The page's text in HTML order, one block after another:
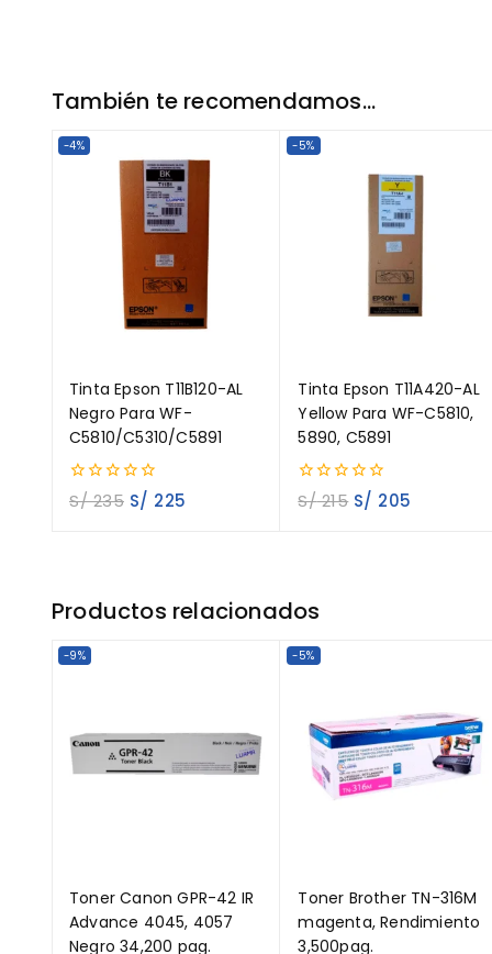
También te recomendamos…
-4%
Tinta Epson T11B120-AL
Negro Para WF-
C5810/C5310/C5891
0
out
S/235 S/ 225
-5%
Tinta Epson T11A420-AL
Yellow Para WF-C5810,
5890, C5891
0
out
S/215 S/ 205
Productos relacionados
-9%
Toner Canon GPR-42 IR
Advance 4045, 4057
Negro 34,200 pag.
-5%
Toner Brother TN-316M
magenta, Rendimiento
3,500pag.